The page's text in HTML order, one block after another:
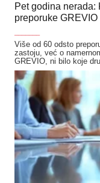
Pet godina
preporuke GREVIO
Više od 60 odsto
zastoju, već o
GREVIO, ni bilo koje